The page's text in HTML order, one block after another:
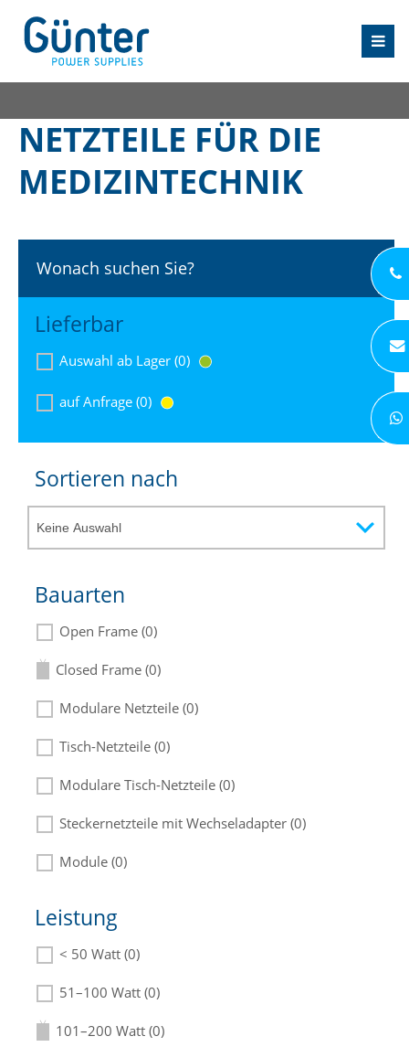
NETZTEILE FÜR DIE
MEDIZINTECHNIK
Wonach suchen Sie?
Lieferbar
Auswahl ab Lager (0)
auf Anfrage (0)
Sortieren nach
Bauarten
Open Frame (0)
Closed Frame (0)
Modulare Netzteile (0)
Tisch-Netzteile (0)
Modulare Tisch-Netzteile (0)
Steckernetzteile mit Wechseladapter (0)
Module (0)
Die passenden Netzteile finden Sie in der
Beschreibung.
Leistung
< 50 Watt (0)
51–100 Watt (0)
101–200 Watt (0)